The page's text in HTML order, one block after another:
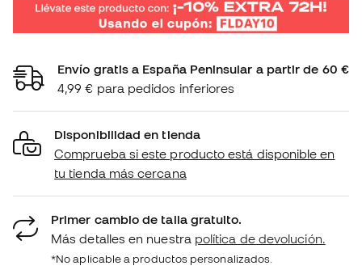
Envío gratis a España Peninsular a partir de 60 €
4,99 € para pedidos inferiores
Disponibilidad en tienda
Comprueba si este producto está disponible en
tu tienda más cercana
Primer cambio de talla gratuito.
Más detalles en nuestra política de devolución.
*No aplicable a productos personalizados.